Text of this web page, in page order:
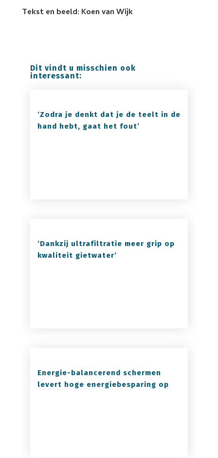
Tekst en beeld: Koen van Wijk
Dit vindt u misschien ook
interessant:
‘Zodra je denkt dat je de teelt in de
hand hebt, gaat het fout’
‘Dankzij ultrafiltratie meer grip op
kwaliteit gietwater’
Energie-balancerend schermen
levert hoge energiebesparing op